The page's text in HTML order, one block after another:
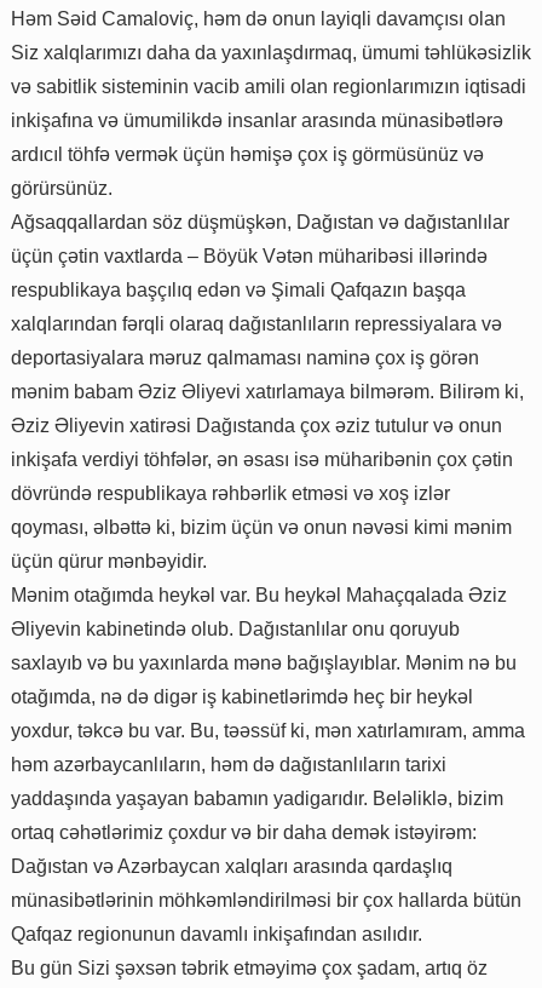
Həm Səid Camaloviç, həm də onun layiqli davamçısı olan
Siz xalqlarımızı daha da yaxınlaşdırmaq, ümumi təhlükəsizlik
və sabitlik sisteminin vacib amili olan regionlarımızın iqtisadi
inkişafına və ümumilikdə insanlar arasında münasibətlərə
ardıcıl töhfə vermək üçün həmişə çox iş görmüsünüz və
görürsünüz.
Ağsaqqallardan söz düşmüşkən, Dağıstan və dağıstanlılar
üçün çətin vaxtlarda – Böyük Vətən müharibəsi illərində
respublikaya başçılıq edən və Şimali Qafqazın başqa
xalqlarından fərqli olaraq dağıstanlıların repressiyalara və
deportasiyalara məruz qalmaması naminə çox iş görən
mənim babam Əziz Əliyevi xatırlamaya bilmərəm. Bilirəm ki,
Əziz Əliyevin xatirəsi Dağıstanda çox əziz tutulur və onun
inkişafa verdiyi töhfələr, ən əsası isə müharibənin çox çətin
dövründə respublikaya rəhbərlik etməsi və xoş izlər
qoyması, əlbəttə ki, bizim üçün və onun nəvəsi kimi mənim
üçün qürur mənbəyidir.
Mənim otağımda heykəl var. Bu heykəl Mahaçqalada Əziz
Əliyevin kabinetində olub. Dağıstanlılar onu qoruyub
saxlayıb və bu yaxınlarda mənə bağışlayıblar. Mənim nə bu
otağımda, nə də digər iş kabinetlərimdə heç bir heykəl
yoxdur, təkcə bu var. Bu, təəssüf ki, mən xatırlamıram, amma
həm azərbaycanlıların, həm də dağıstanlıların tarixi
yaddaşında yaşayan babamın yadigarıdır. Beləliklə, bizim
ortaq cəhətlərimiz çoxdur və bir daha demək istəyirəm:
Dağıstan və Azərbaycan xalqları arasında qardaşlıq
münasibətlərinin möhkəmləndirilməsi bir çox hallarda bütün
Qafqaz regionunun davamlı inkişafından asılıdır.
Bu gün Sizi şəxsən təbrik etməyimə çox şadam, artıq öz